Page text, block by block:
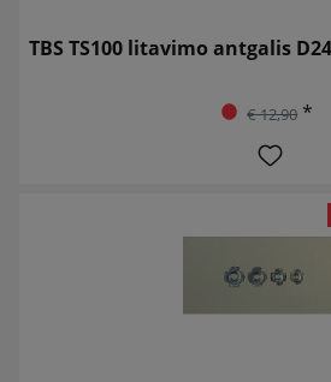
TBS TS100 litavimo antgalis D24
€ 12,90 *